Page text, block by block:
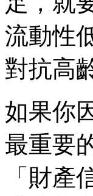
流動性
對抗高
如果你
最重要
「財